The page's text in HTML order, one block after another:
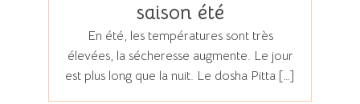
saison été
En été, les températures sont très
élevées, la sécheresse augmente. Le jour
est plus long que la nuit. Le dosha Pitta […]